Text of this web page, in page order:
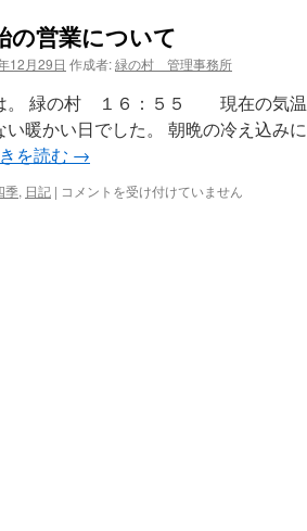
の営業について
12月29日 作成者:緑の村 管理事務所
。 緑の村 １６：５５ 現在の気
い暖かい日でした。 朝晩の冷え込
を読む →
季, 日記 | 年
コメントを受け付けていません